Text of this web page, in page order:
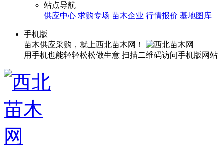
站点导航
供应中心 求购专场 苗木企业 行情报价 基地图库
手机版
苗木供应采购，就上西北苗木网！
用手机也能轻轻松松做生意 扫描二维码访问手机版网站